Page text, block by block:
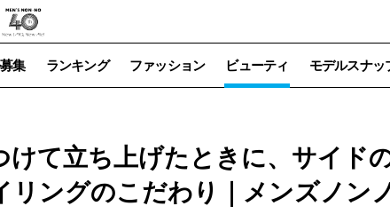
集 ランキング ファッション ビューティ モデルスナッ
けて立ち上げたときに、サイド
リングのこだわり｜メンズノン